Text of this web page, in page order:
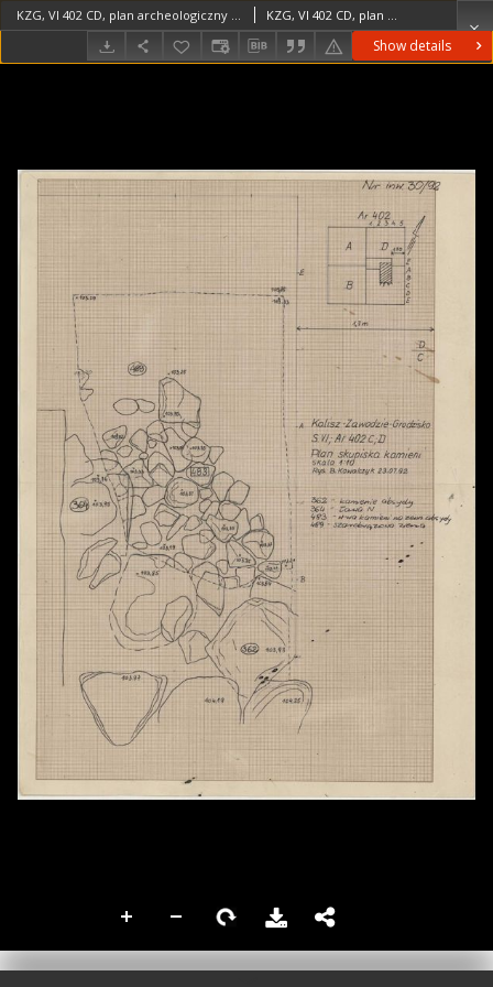
Show details
KZG, VI 402 CD, plan archeologiczny wykopu KZG, VI 402 CD, plan archeologiczny wykopu średniowiecze wczesne